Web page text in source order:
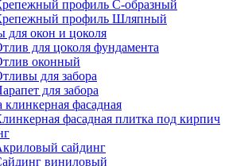
профиль С-образный
профиль Шляпный
для окон и цоколя
для цоколя фундамента
оконный
для забора
для забора
клинкерная фасадная
фасадная плитка под кирпич
сайдинг
виниловый